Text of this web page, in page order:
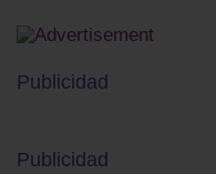
Publicidad
Publicidad